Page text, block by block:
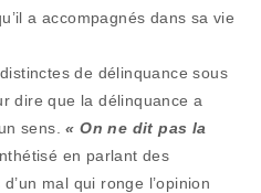
a accompagnés dans sa vie
de délinquance sous
dire que la délinquance a
sens.« On ne dit pas la
en parlant des
mal qui ronge l’opinion